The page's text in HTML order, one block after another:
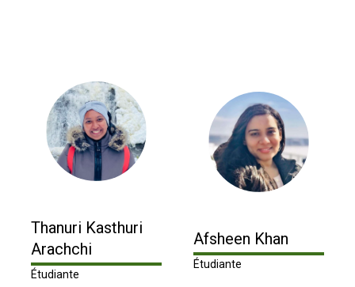
Thanuri Kasthuri
Arachchi
Étudiante
Afsheen Khan
Étudiante